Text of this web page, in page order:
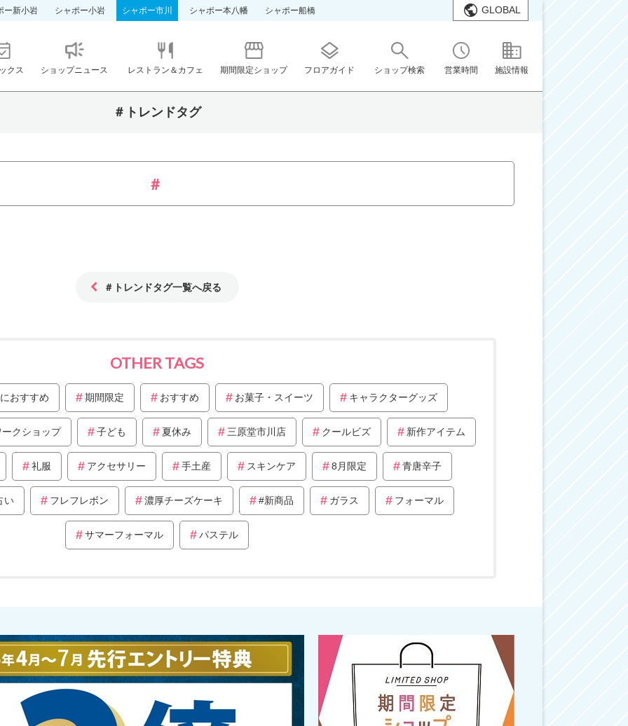
ー新小岩 シャポー小岩 シャポー市川 シャポー本八幡 シャポー船橋 GLOBAL
クス ショップニュース レストラン＆カフェ 期間限定ショップ フロアガイド ショップ検索 営業時間 施設情報
＃トレンドタグ
＃トレンドタグ一覧へ戻る
OTHER TAGS
おすすめ 期間限定 おすすめ お菓子・スイーツ キャラクターグッズ
クショップ 子ども 夏休み 三原堂市川店 クールビズ 新作アイテム
礼服 アクセサリー 手土産 スキンケア 8月限定 青唐辛子
い フレフレボン 濃厚チーズケーキ #新商品 ガラス フォーマル
サマーフォーマル パステル